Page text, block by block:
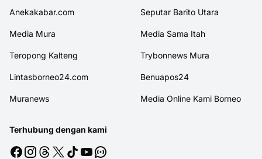
Anekakabar.com Seputar Barito Utara
Media Mura Media Sama Itah
Teropong Kalteng Trybonnews Mura
Lintasborneo24.com Benuapos24
Muranews Media Online Kami Borneo
Terhubung dengan kami